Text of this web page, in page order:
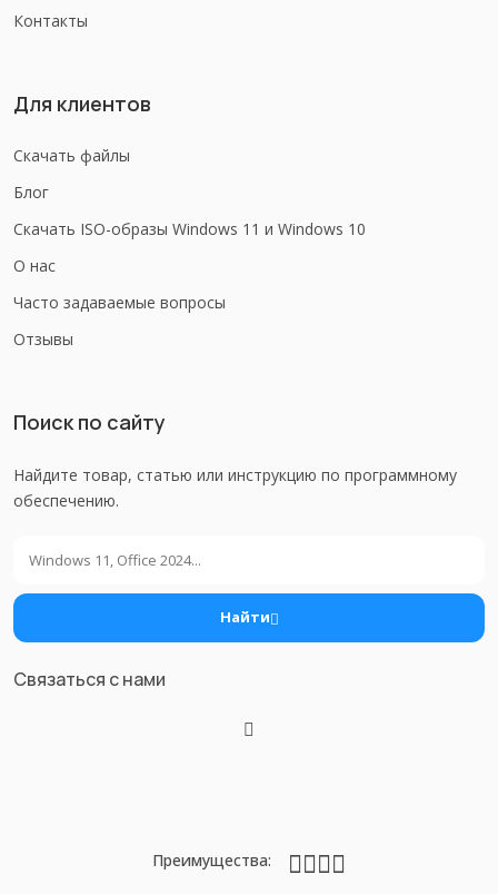
Контакты
Для клиентов
Скачать файлы
Блог
Скачать ISO-образы Windows 11 и Windows 10
О нас
Часто задаваемые вопросы
Отзывы
Поиск по сайту
Найдите товар, статью или инструкцию по программному
обеспечению.
Найти
Связаться с нами
Преимущества: